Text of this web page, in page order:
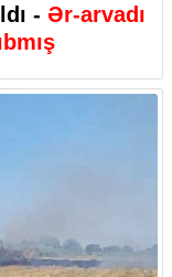
- Ər-arvadı